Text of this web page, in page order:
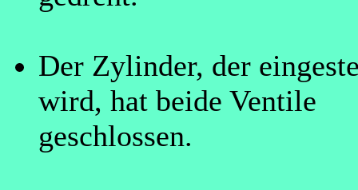
Der Zylinder, der
wird, hat beide Ventile
geschlossen.